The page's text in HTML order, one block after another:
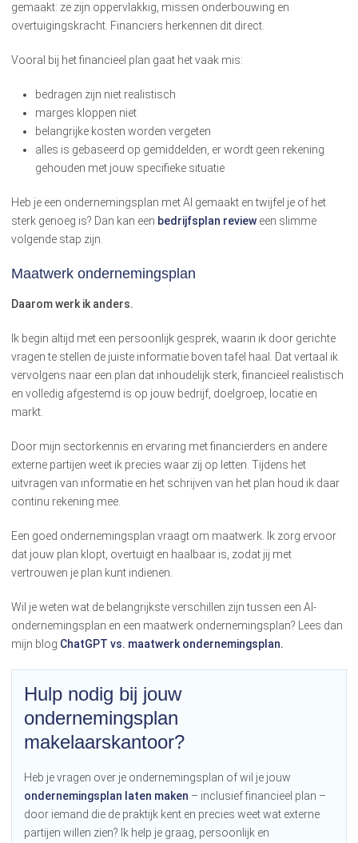
gemaakt: ze zijn oppervlakkig, missen onderbouwing en
overtuigingskracht. Financiers herkennen dit direct.
Vooral bij het financieel plan gaat het vaak mis:
bedragen zijn niet realistisch
marges kloppen niet
belangrijke kosten worden vergeten
alles is gebaseerd op gemiddelden, er wordt geen rekening
gehouden met jouw specifieke situatie
Heb je een ondernemingsplan met AI gemaakt en twijfel je of het
sterk genoeg is? Dan kan een bedrijfsplan review een slimme
volgende stap zijn.
Maatwerk ondernemingsplan
Daarom werk ik anders.
Ik begin altijd met een persoonlijk gesprek, waarin ik door gerichte
vragen te stellen de juiste informatie boven tafel haal. Dat vertaal ik
vervolgens naar een plan dat inhoudelijk sterk, financieel realistisch
en volledig afgestemd is op jouw bedrijf, doelgroep, locatie en
markt.
Door mijn sectorkennis en ervaring met financierders en andere
externe partijen weet ik precies waar zij op letten. Tijdens het
uitvragen van informatie en het schrijven van het plan houd ik daar
continu rekening mee.
Een goed ondernemingsplan vraagt om maatwerk. Ik zorg ervoor
dat jouw plan klopt, overtuigt en haalbaar is, zodat jij met
vertrouwen je plan kunt indienen.
Wil je weten wat de belangrijkste verschillen zijn tussen een AI-
ondernemingsplan en een maatwerk ondernemingsplan? Lees dan
mijn blog ChatGPT vs. maatwerk ondernemingsplan.
Hulp nodig bij jouw
ondernemingsplan
makelaarskantoor?
Heb je vragen over je ondernemingsplan of wil je jouw
ondernemingsplan laten maken – inclusief financieel plan –
door iemand die de praktijk kent en precies weet wat externe
partijen willen zien? Ik help je graag, persoonlijk en